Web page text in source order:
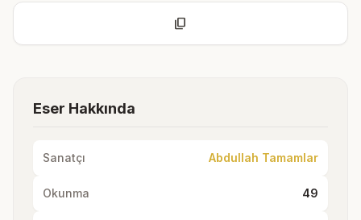
content_copy
Eser Hakkında
Sanatçı Abdullah Tamamlar
Okunma 49